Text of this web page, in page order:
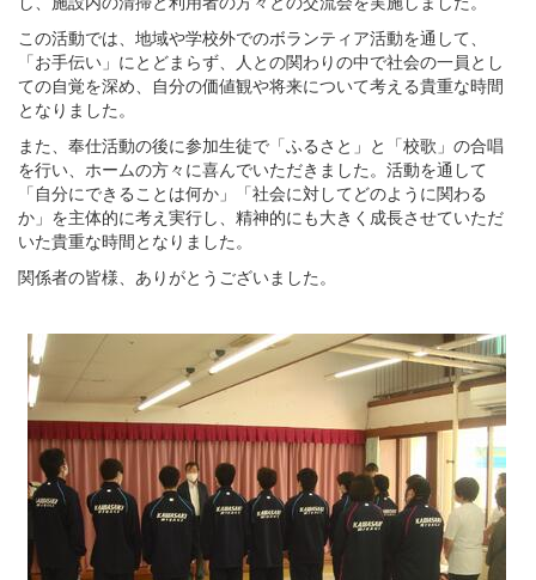
この活動では、地域や学校外でのボランティア活動を通して、
「お手伝い」にとどまらず、人との関わりの中で社会の一員とし
ての自覚を深め、自分の価値観や将来について考える貴重な時間
となりました。
また、奉仕活動の後に参加生徒で「ふるさと」と「校歌」の合唱
を行い、ホームの方々に喜んでいただきました。活動を通して
「自分にできることは何か」「社会に対してどのように関わる
か」を主体的に考え実行し、精神的にも大きく成長させていただ
いた貴重な時間となりました。
関係者の皆様、ありがとうございました。